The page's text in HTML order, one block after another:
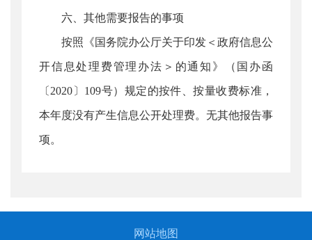
六、其他需要报告的事项
按照《国务院办公厅关于印发＜政府信息公
开信息处理费管理办法＞的通知》（国办函
〔2020〕109号）规定的按件、按量收费标准，
本年度没有产生信息公开处理费。无其他报告事
项。
网站地图